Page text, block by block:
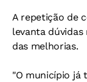
A repetição de
levanta
das melhorias.
"O município já